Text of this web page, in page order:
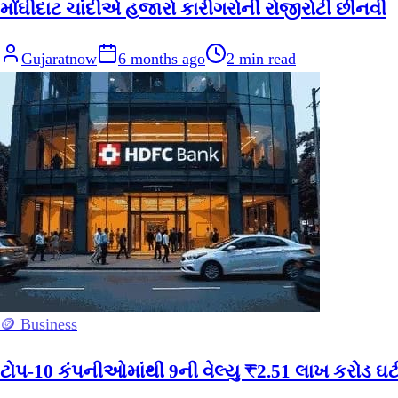
મોંઘીદાટ ચાંદીએ હજારો કારીગરોની રોજીરોટી છીનવી
Gujaratnow 6 months ago 2 min read
🪙 Business
ટોપ-10 કંપનીઓમાંથી 9ની વેલ્યુ ₹2.51 લાખ કરોડ